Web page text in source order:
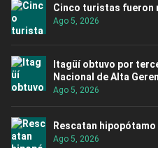
Cinco turistas fueron
Ago 5, 2026
Itagüí obtuvo por
Nacional de Alta
Ago 5, 2026
Rescatan
Ago 5, 2026